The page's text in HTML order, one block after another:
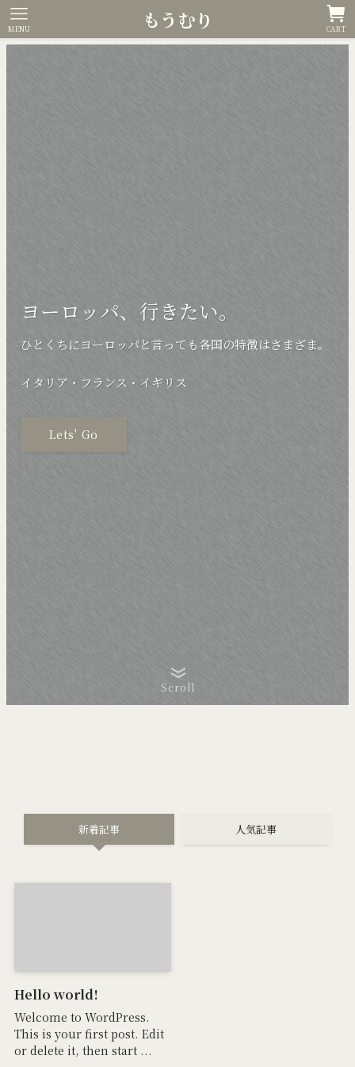
もうむり CART
MENU
ヨーロッパ、行きたい。
ひとくちにヨーロッパと言っても各国の特徴はさまざま。
イタリア・フランス・イギリス
Lets' Go
Scroll
新着記事 人気記事
Hello world!
Welcome to WordPress.
This is your first post. Edit
or delete it, then start ...